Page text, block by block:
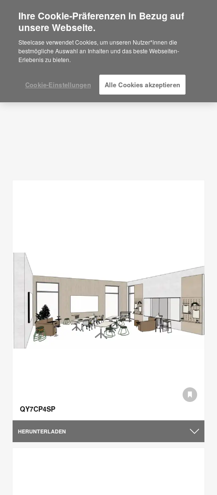
Are you in United States?
Would you like to see Products we sell in
your region?
Americas
Español
Planungsideen
QY7CP4SP
HERUNTERLADEN
Ihre Cookie-Präferenzen in Bezug auf
unsere Webseite.
Steelcase verwendet Cookies, um unseren Nutzer*innen die
bestmögliche Auswahl an Inhalten und das beste Webseiten-
Erlebenis zu bieten.
Cookie-Einstellungen Alle Cookies akzeptieren